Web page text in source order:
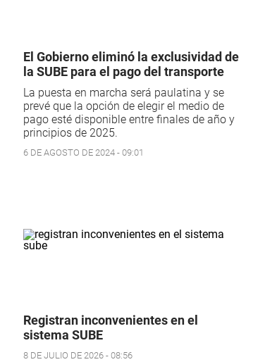
El Gobierno eliminó la exclusividad de
la SUBE para el pago del transporte
La puesta en marcha será paulatina y se
prevé que la opción de elegir el medio de
pago esté disponible entre finales de año y
principios de 2025.
6 DE AGOSTO DE 2024 - 09:01
Registran inconvenientes en el
sistema SUBE
8 DE JULIO DE 2026 - 08:56